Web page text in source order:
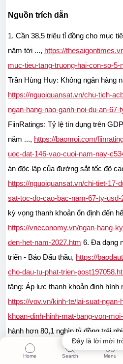
Nguồn trích dẫn
1. Cần 38,5 triệu tỉ đồng cho mục
năm tới ..., https://
muc-tieu-tang-truong-hai-con-so-5-
https://nguoiquansat.vn/chu-tich-
ngan-hang-nao-ganh-noi-du-an-67-
FiinRatings: Tỷ lệ tín dụng trên
năm ..., https://baomoi.com/
uoc-dat-146-vao-cuoi-nam-nay-
https://nguoiquansat.vn/chi-tiet-17-
sat-toc-do-cao-bac-nam-67-ty-usd-
https://vneconomy.vn/ngan-hang-
den-het-nam-2027.htm 6. Đa dạng
triển - Báo Đấu thầu, https://
cho-dau-tu-phat-trien-
https://vov.vn/kinh-te/lai-suat-
khoan-dinh-hinh-mat-bang-von-
hành hơn 80,1 nghìn tỷ đồng trái
quân 4,06%/năm, https://
Đây là lời mời